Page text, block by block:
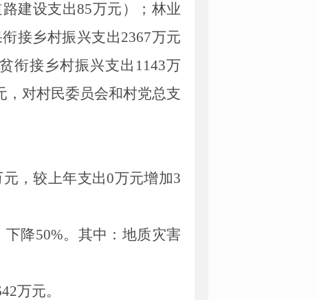
建设支出85万元）；林业
接乡村振兴支出2367万元
衔接乡村振兴支出 1143万
，对村民委员会和村党总支
元，较上年支出0万元增加3
下降50%。其中：地质灾害
万元。